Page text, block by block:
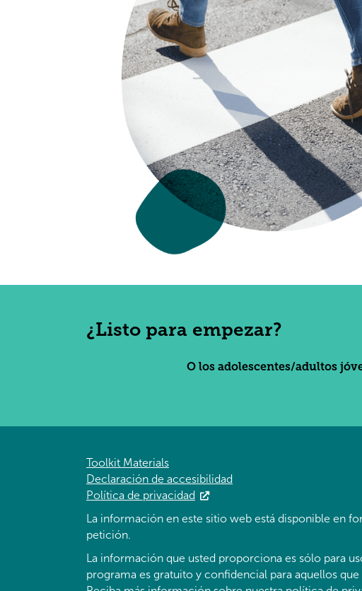
¿Listo para empezar?
O los adolescentes/adultos
Toolkit Materials
Declaración de accesibilidad
Política de privacidad
La información en este sitio web está disponible en
petición.
La información que usted proporciona es sólo para
programa es gratuito y confidencial para aquellos